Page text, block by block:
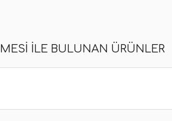
ILE BULUNAN ÜRÜNLER